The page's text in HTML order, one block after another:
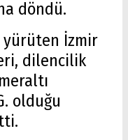
döndü.
yürüten İzmir
dilencilik
olduğu